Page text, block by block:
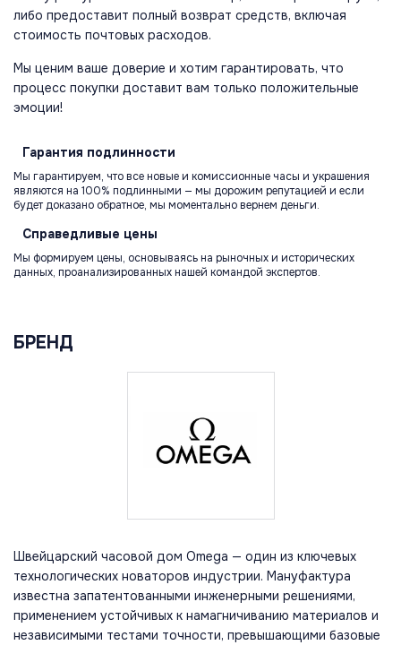
либо предоставит полный возврат средств, включая
стоимость почтовых расходов.
Мы ценим ваше доверие и хотим гарантировать, что
процесс покупки доставит вам только положительные
эмоции!
Гарантия подлинности
Мы гарантируем, что все новые и комиссионные часы и украшения
являются на 100% подлинными — мы дорожим репутацией и если
будет доказано обратное, мы моментально вернем деньги.
Справедливые цены
Мы формируем цены, основываясь на рыночных и исторических
данных, проанализированных нашей командой экспертов.
БРЕНД
Швейцарский часовой дом Omega — один из ключевых
технологических новаторов индустрии. Мануфактура
известна запатентованными инженерными решениями,
применением устойчивых к намагничиванию материалов и
независимыми тестами точности, превышающими базовые